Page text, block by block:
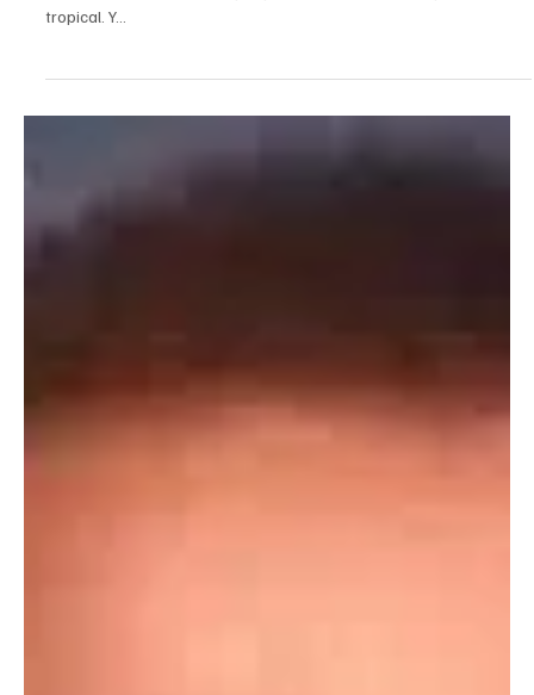
CUBA, EL PEOR LUGAR PARA ENFERMARSE
isla ahora mismo es sufrir por partida doble en este «paraíso»
tropical. Y...